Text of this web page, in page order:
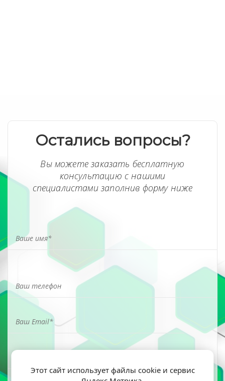
Остались вопросы?
Вы можете заказать бесплатную
консультацию с нашими
специалистами заполнив форму ниже
Этот сайт использует файлы cookie и сервис